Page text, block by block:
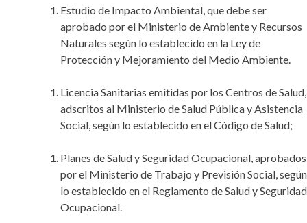
Estudio de Impacto Ambiental, que debe ser
aprobado por el Ministerio de Ambiente y Recursos
Naturales según lo establecido en la Ley de
Protección y Mejoramiento del Medio Ambiente.
Licencia Sanitarias emitidas por los Centros de Salud,
adscritos al Ministerio de Salud Pública y Asistencia
Social, según lo establecido en el Código de Salud;
Planes de Salud y Seguridad Ocupacional, aprobados
por el Ministerio de Trabajo y Previsión Social, según
lo establecido en el Reglamento de Salud y Seguridad
Ocupacional.